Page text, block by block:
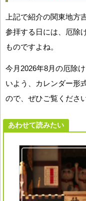
上記で紹介の関東地方
参拝する日には、厄除
ものですよね。
今月2026年8月の厄除
いよう、カレンダー形
ので、ぜひご覧ください
あわせて読みたい